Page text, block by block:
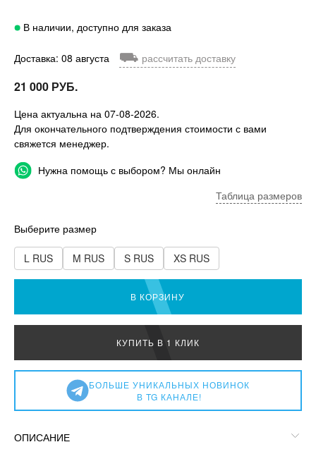
В наличии, доступно для заказа
Доставка: 08 августа ⛟ рассчитать доставку
21 000 РУБ.
Цена актуальна на 07-08-2026.
Для окончательного подтверждения стоимости с вами
свяжется менеджер.
Нужна помощь с выбором? Мы онлайн
Таблица размеров
Выберите размер
L RUS M RUS S RUS XS RUS
В КОРЗИНУ
КУПИТЬ В 1 КЛИК
БОЛЬШЕ УНИКАЛЬНЫХ НОВИНОК
В TG КАНАЛЕ!
ОПИСАНИЕ